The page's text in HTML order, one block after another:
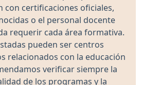
con certificaciones oficiales,
o el personal docente
requerir cada área formativa.
pueden ser centros
relacionados con la educación
verificar siempre la
de los programas y la